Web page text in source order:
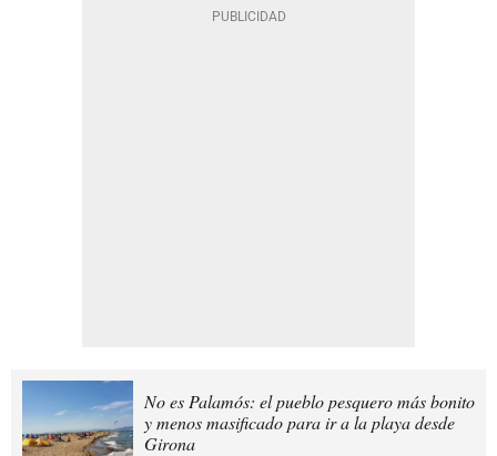
No es Palamós: el pueblo pesquero más bonito
y menos masificado para ir a la playa desde
Girona